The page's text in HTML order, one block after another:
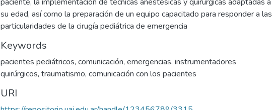
su edad, así como la preparación de un equipo capacitado para responder a las
particularidades de la cirugía pediátrica de emergencia
Keywords
pacientes pediátricos, comunicación, emergencias, instrumentadores
quirúrgicos, traumatismo, comunicación con los pacientes
URI